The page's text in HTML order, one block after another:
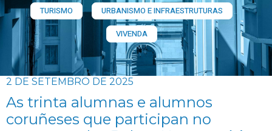
TURISMO
URBANISMO E INFRAESTRUTURAS
VIVENDA
2 DE SETEMBRO DE 2025
As trinta alumnas e alumnos
coruñeses que participan no